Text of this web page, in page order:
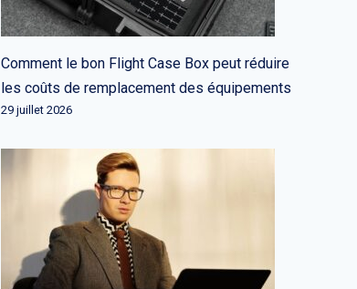
Comment le bon Flight Case Box peut réduire
les coûts de remplacement des équipements
29 juillet 2026